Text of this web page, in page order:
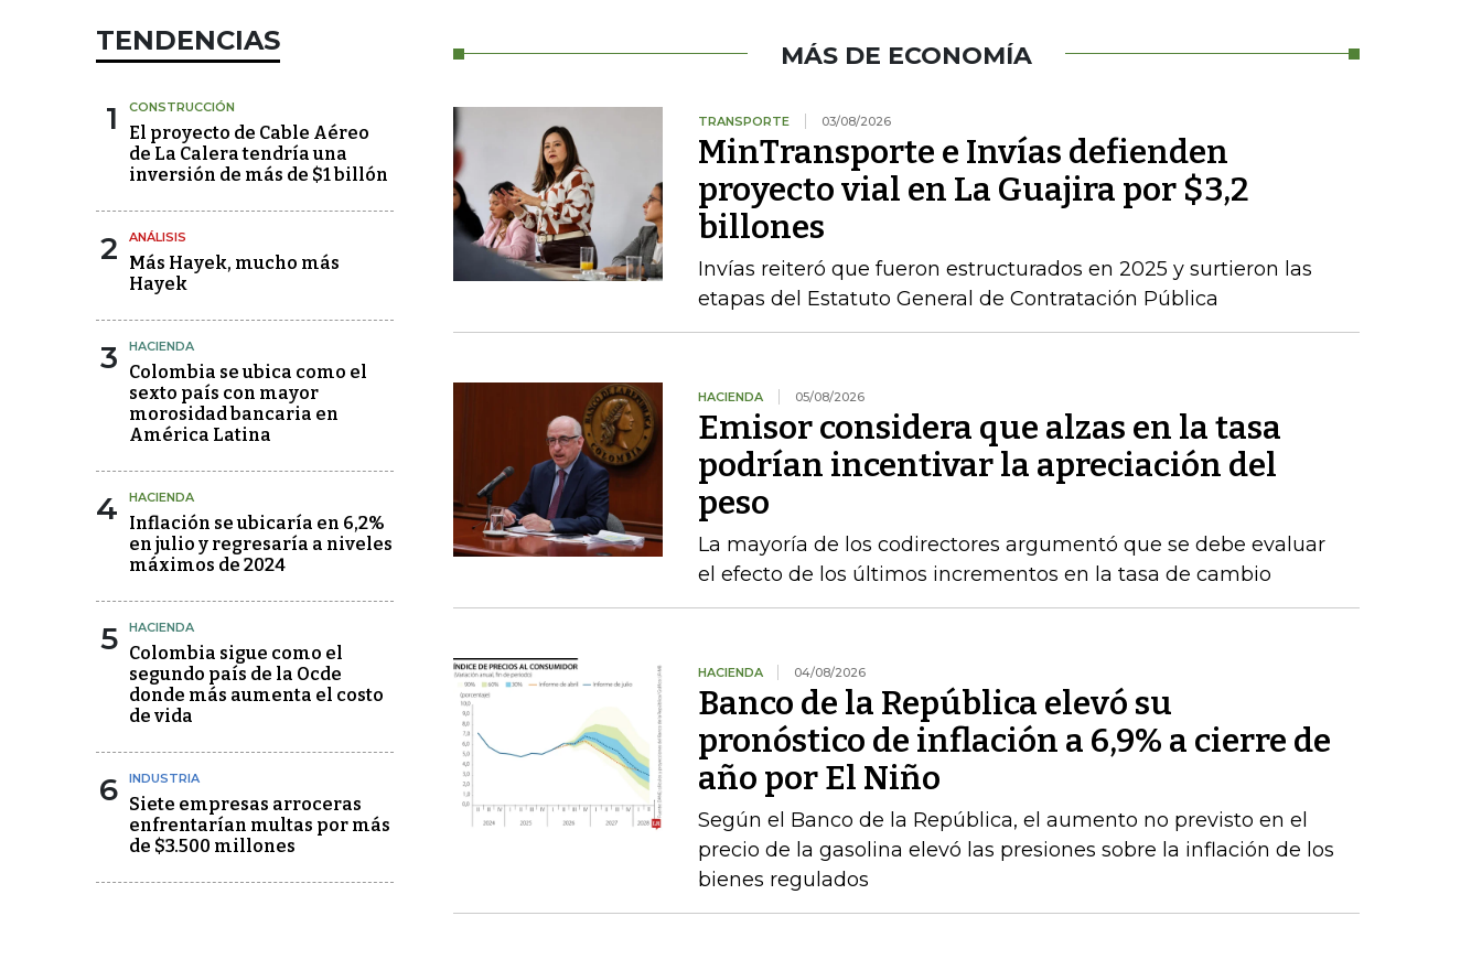
TENDENCIAS
1 CONSTRUCCIÓN
El proyecto de Cable Aéreo
de La Calera tendría una
inversión de más de $1 billón
2 ANÁLISIS
Más Hayek, mucho más
Hayek
3 HACIENDA
Colombia se ubica como el
sexto país con mayor
morosidad bancaria en
América Latina
4 HACIENDA
Inflación se ubicaría en 6,2%
en julio y regresaría a niveles
máximos de 2024
5 HACIENDA
Colombia sigue como el
segundo país de la Ocde
donde más aumenta el costo
de vida
6 INDUSTRIA
Siete empresas arroceras
enfrentarían multas por más
de $3.500 millones
MÁS DE ECONOMÍA
TRANSPORTE 03/08/2026
MinTransporte e Invías defienden
proyecto vial en La Guajira por $3,2
billones
Invías reiteró que fueron estructurados en 2025 y surtieron las
etapas del Estatuto General de Contratación Pública
HACIENDA 05/08/2026
Emisor considera que alzas en la tasa
podrían incentivar la apreciación del
peso
La mayoría de los codirectores argumentó que se debe evaluar
el efecto de los últimos incrementos en la tasa de cambio
HACIENDA 04/08/2026
Banco de la República elevó su
pronóstico de inflación a 6,9% a cierre de
año por El Niño
Según el Banco de la República, el aumento no previsto en el
precio de la gasolina elevó las presiones sobre la inflación de los
bienes regulados